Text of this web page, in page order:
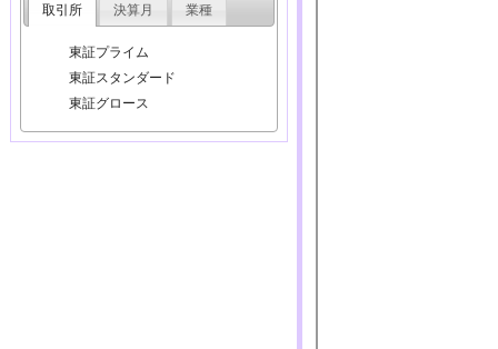
取引所 決算月 業種
東証プライム
東証スタンダード
東証グロース